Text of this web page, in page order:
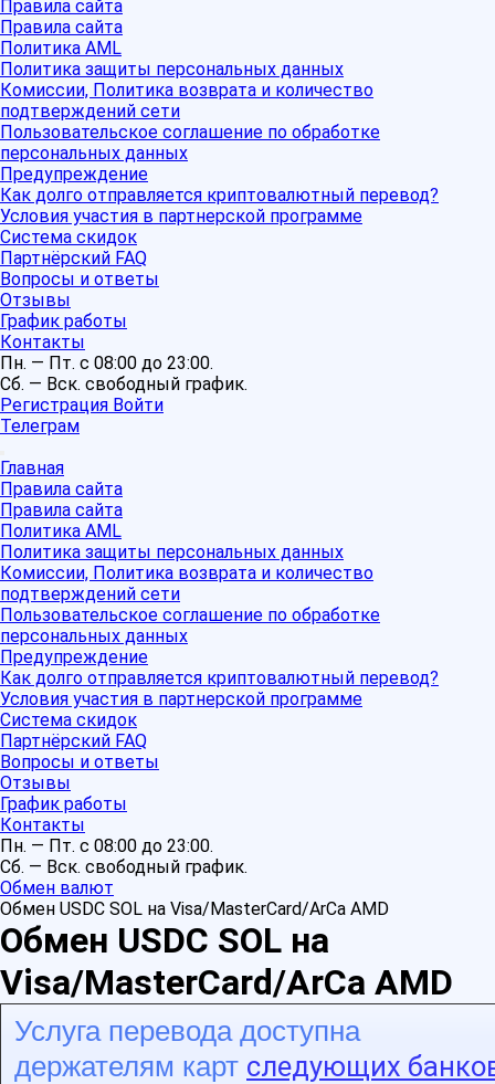
Правила сайта
Правила сайта
Политика AML
Политика защиты персональных данных
Комиссии, Политика возврата и количество
подтверждений сети
Пользовательское соглашение по обработке
персональных данных
Предупреждение
Как долго отправляется криптовалютный перевод?
Условия участия в партнерской программе
Система скидок
Партнёрский FAQ
Вопросы и ответы
Отзывы
График работы
Контакты
Пн. — Пт. с 08:00 до 23:00.
Сб. — Вск. свободный график.
Регистрация Войти
Телеграм
Главная
Правила сайта
Правила сайта
Политика AML
Политика защиты персональных данных
Комиссии, Политика возврата и количество
подтверждений сети
Пользовательское соглашение по обработке
персональных данных
Предупреждение
Как долго отправляется криптовалютный перевод?
Условия участия в партнерской программе
Система скидок
Партнёрский FAQ
Вопросы и ответы
Отзывы
График работы
Контакты
Пн. — Пт. с 08:00 до 23:00.
Сб. — Вск. свободный график.
Обмен валют
Обмен USDC SOL на Visa/MasterCard/ArCa AMD
Обмен USDC SOL на
Visa/MasterCard/ArCa AMD
Услуга перевода доступна
держателям карт следующих